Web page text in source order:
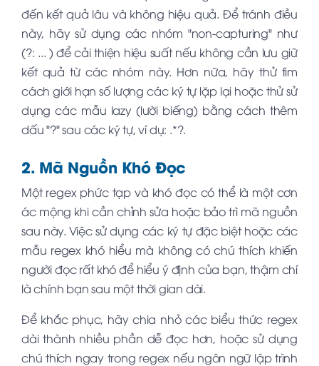
đến kết quả lâu và không hiệu quả. Để tránh điều
này, hãy sử dụng các nhóm "non-capturing" như
(?: ... )để cải thiện hiệu suất nếu không cần lưu giữ
kết quả từ các nhóm này. Hơn nữa, hãy thử tìm
cách giới hạn số lượng các ký tự lặp lại hoặc thử sử
dụng các mẫu lazy (lười biếng) bằng cách thêm
dấu "?" sau các ký tự, ví dụ: .*?.
2. Mã Nguồn Khó Đọc
Một regex phức tạp và khó đọc có thể là một cơn
ác mộng khi cần chỉnh sửa hoặc bảo trì mã nguồn
sau này. Việc sử dụng các ký tự đặc biệt hoặc các
mẫu regex khó hiểu mà không có chú thích khiến
người đọc rất khó để hiểu ý định của bạn, thậm chí
là chính bạn sau một thời gian dài.
Để khắc phục, hãy chia nhỏ các biểu thức regex
dài thành nhiều phần dễ đọc hơn, hoặc sử dụng
chú thích ngay trong regex nếu ngôn ngữ lập trình